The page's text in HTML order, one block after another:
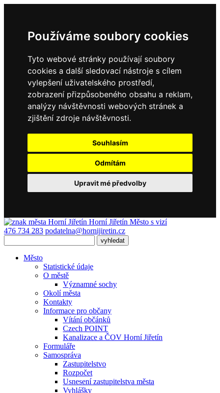
Používáme soubory cookies
Tyto webové stránky používají soubory
cookies a další sledovací nástroje s cílem
vylepšení uživatelského prostředí,
zobrazení přizpůsobeného obsahu a reklam,
analýzy návštěvnosti webových stránek a
zjištění zdroje návštěvnosti.
Souhlasím
Odmítám
Upravit mé předvolby
Horní Jiřetín Město s vizí
476 734 283 podatelna@hornijiretin.cz
Město
Statistické údaje
O městě
Významné sochy
Okolí města
Kontakty
Informace pro občany
Vítání občánků
Czech POINT
Kanalizace a ČOV Horní Jiřetín
Formuláře
Samospráva
Zastupitelstvo
Rozpočet
Usnesení zastupitelstva města
Vyhlášky